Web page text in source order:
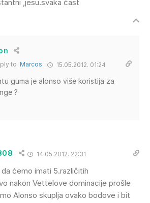
,jesu.svaka čast
to Marcos 15.05.2012. 01:24
guma je alonso više koristija za
?
14.05.2012. 22:31
ćemo imati 5.različitih
nakon Vettelove dominacije prošle
Alonso skuplja ovako bodove i bit